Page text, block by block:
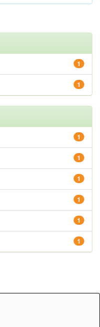
1
1
1
1
1
1
1
1